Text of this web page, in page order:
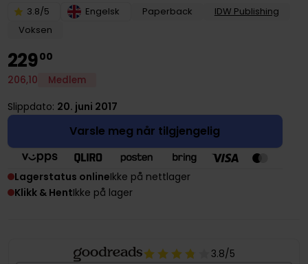
3.8/5 Engelsk Paperback
IDW Publishing
Voksen
22900
206,10 Medlem
Slippdato: 20. juni 2017
Varsle meg når tilgjengelig
Lagerstatus onlineIkke på nettlager
Klikk & HentIkke på lager
3.8/5